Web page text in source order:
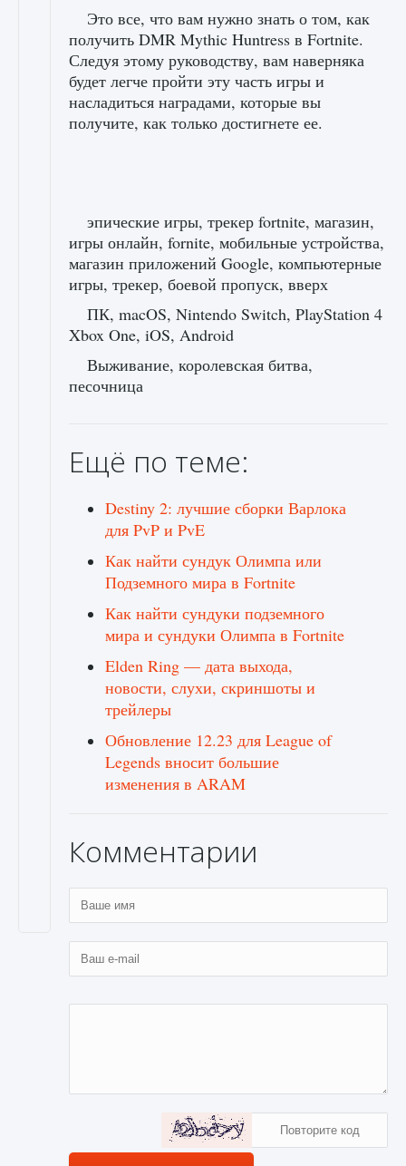
Это все, что вам нужно знать о том, как
получить DMR Mythic Huntress в Fortnite.
Следуя этому руководству, вам наверняка
будет легче пройти эту часть игры и
насладиться наградами, которые вы
получите, как только достигнете ее.
эпические игры, трекер fortnite, магазин,
игры онлайн, fornite, мобильные устройства,
магазин приложений Google, компьютерные
игры, трекер, боевой пропуск, вверх
ПК, macOS, Nintendo Switch, PlayStation 4
Xbox One, iOS, Android
Выживание, королевская битва,
песочница
Ещё по теме:
Destiny 2: лучшие сборки Варлока
для PvP и PvE
Как найти сундук Олимпа или
Подземного мира в Fortnite
Как найти сундуки подземного
мира и сундуки Олимпа в Fortnite
Elden Ring — дата выхода,
новости, слухи, скриншоты и
трейлеры
Обновление 12.23 для League of
Legends вносит большие
изменения в ARAM
Комментарии